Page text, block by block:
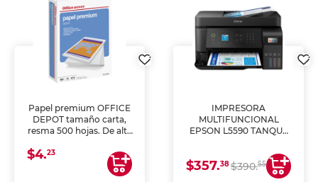
Papel premium OFFICE
DEPOT tamaño carta,
resma 500 hojas. De alta
uniforme, ideal para
impresoras de inyección
de tinta y láser,
$4.23
IMPRESORA
MULTIFUNCIONAL
EPSON L5590 TANQUE
COPIA Y ESCANEA)
$357.38$390.55